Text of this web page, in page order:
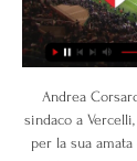
Andrea Corsaro, in corsa per la poltrona di sindaco a Vercelli, ha nel cuore un grande regalo per la sua amata città: uno dei suoi obiettivi è restituire ai vercellesi i cimeli della squadra di calcio cittadina, quella mitica Pro Vercelli che nei primi decenni del Novecento rese orgogliosa la città del riso, diventando una delle squadre più.

Empoli - Sassuolo. domenica, 17 febbraio 2019. 24a giornata girone di ritorno campionato di calcio serie A TIM 2018/2019. Stadio comunale Carlo Castellani. Via della Maratona - 50053 Empoli. Argomenti: SPORT. Eventi di oggi Gio 08 Agosto 2019. QUESTI FANTASMI! Eventi del fine settimana. da Martedì 19 Febbraio a Mar 19 Novembre 2019.

Mantova vs Triestina | Serie C Mantova vs Triestina | Serie C Diventa tu il reporter di questa partita! Scopri come... Gol di A. Pedone (Mantova)! Partita iniziata!

ASD BUDOKAN PORTICI Senza scopo di lucro P.IVA/CodiceFiscale: / Indirizzo Sede: Via Dalbono, 46 Portici (NA) 80055 Tutte le attività sono rivolte esclusivamente ai soci. Modalità associative: Versamento di quota associativa e € (Non specificato) Le attività sono svolte in diretta …

Mantova - Triestina risultati in diretta, risultati H2H e Mantova affronterà Triestina il 9 feb 2024 alle 19:45 UTC . La partita è di Serie C, Girone A. Mantova ha giocato contro Triestina 1 partite in questa stagione.

Analisi comparativa di reti neurali per la predizione del valore glicemico nel sangue in soggetti affetti da diabete di tipo I. Rel. Edoardo Patti, Alessandro Aliberti, Andrea Acquaviva, Enrico Macii. Politecnico di Torino, Corso di laurea magistrale in Ingegneria Biomedica, 2019 Luca Bagattino.

Pordenone-Giana Erminio, match valido per i Play-off di Lega Pro, vede affrontarsi la quinta del Girone A e la terza del Girone B. L’andata, giocatasi al comunale di Gorgonzola, ha visto la Giana vincere 2-1 grazie ai gol di Bruno e Pinardi su rigore. Di Cattaneo il momentaneo …

Si è svolta questa mattina, presso la sede della Lega B in via Rosellini a Milano, la riunione dei Responsabili dei settori giovanili delle squadre che parteciperanno al prossimo campionato Primavera 2.

In Svizzera per riuscire a intraprendere la professione autonoma è necessario innanzi tutto ottenere il permesso di soggiorno sul suolo svizzero. Per avere la residenza bisogna dimostrare di essere residenti in una casa sita sul suolo svizzero, bisogna aprire un conto bancario e lavorare o voler avviare un’impresa in Svizzera.

Parma-Cagliari 4-1: Sau illude, disfatta rossoblù al Tardini; Cagliari Parma Serie A Parma-Cagliari. Decisione fiscale ma in linea con il regolamento: tutto lascerebbe ipotizzare una gestione severa della gara da parte di Ostinelli, ma non sarà così.

L’Italia del tennis attende di sapere se anche Fabio Fognini riuscirà a conquistare gli ottavi di finale degli Australian Open. Dopo la sofferta di vittoria di Andreas Seppi, ottenuta al tie-break dopo aver dissipato il vantaggio di due set,.

Mercoledì 24 aprile 2019 la trasmissione “Fuori TG”, in onda alle 12,25 su Rai 3, ospita il presidente di AIPD Nazionale Paolo Virgilio Grillo, e il professor Stefano Vicari, primario presso Ospedale Pediatrico Bambino Gesù e membro del nostro Comitato Scientifico.

ono pochi, per una squadra che punta quanto meno a giocare a fine stagione i playoff promozione. Per questo motivo l’allenatore Drago rischia al momento